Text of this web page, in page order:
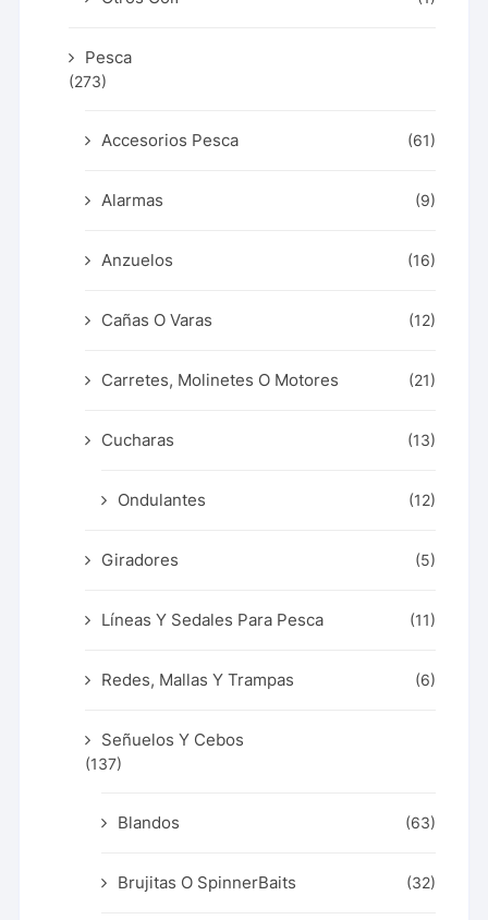
Pesca
(273)
Accesorios Pesca (61)
Alarmas (9)
Anzuelos (16)
Cañas O Varas (12)
Carretes, Molinetes O Motores (21)
Cucharas (13)
Ondulantes (12)
Giradores (5)
Líneas Y Sedales Para Pesca (11)
Redes, Mallas Y Trampas (6)
Señuelos Y Cebos
(137)
Blandos (63)
Brujitas O SpinnerBaits (32)